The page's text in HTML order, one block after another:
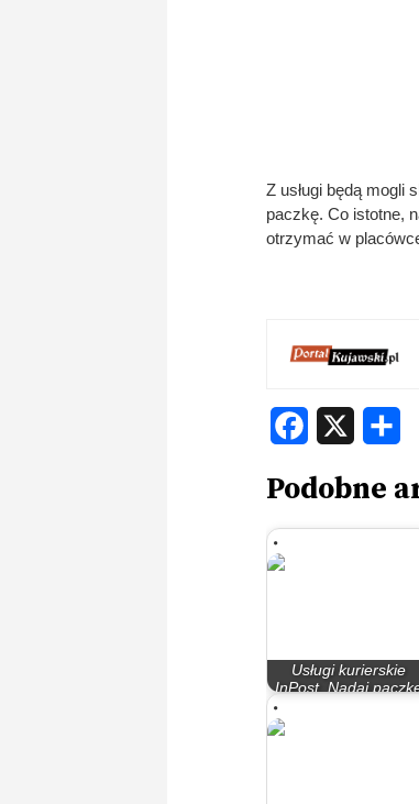
Z usługi będą mogli
paczkę. Co istotne,
otrzymać w
Facebook
Podobne
Usługi kurierskie
InPost. Nadaj